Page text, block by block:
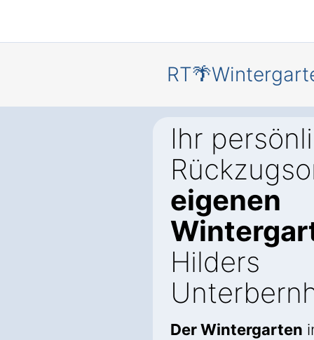
Ihr
eigenen
Hilders
Der Wintergarten